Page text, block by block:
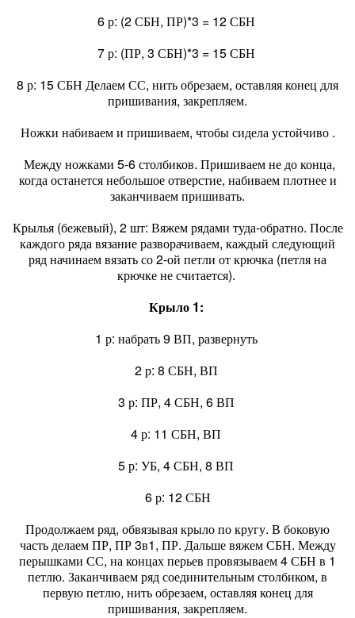
6 р: (2 СБН, ПР)*3 = 12 СБН
7 р: (ПР, 3 СБН)*3 = 15 СБН
8 р: 15 СБН Делаем СС, нить обрезаем, оставляя конец для
пришивания, закрепляем.
Ножки набиваем и пришиваем, чтобы сидела устойчиво .
Между ножками 5-6 столбиков. Пришиваем не до конца,
когда останется небольшое отверстие, набиваем плотнее и
заканчиваем пришивать.
Крылья (бежевый), 2 шт: Вяжем рядами туда-обратно. После
каждого ряда вязание разворачиваем, каждый следующий
ряд начинаем вязать со 2-ой петли от крючка (петля на
крючке не считается).
Крыло 1:
1 р: набрать 9 ВП, развернуть
2 р: 8 СБН, ВП
3 р: ПР, 4 СБН, 6 ВП
4 р: 11 СБН, ВП
5 р: УБ, 4 СБН, 8 ВП
6 р: 12 СБН
Продолжаем ряд, обвязывая крыло по кругу. В боковую
часть делаем ПР, ПР 3в1, ПР. Дальше вяжем СБН. Между
перышками СС, на концах перьев провязываем 4 СБН в 1
петлю. Заканчиваем ряд соединительным столбиком, в
первую петлю, нить обрезаем, оставляя конец для
пришивания, закрепляем.